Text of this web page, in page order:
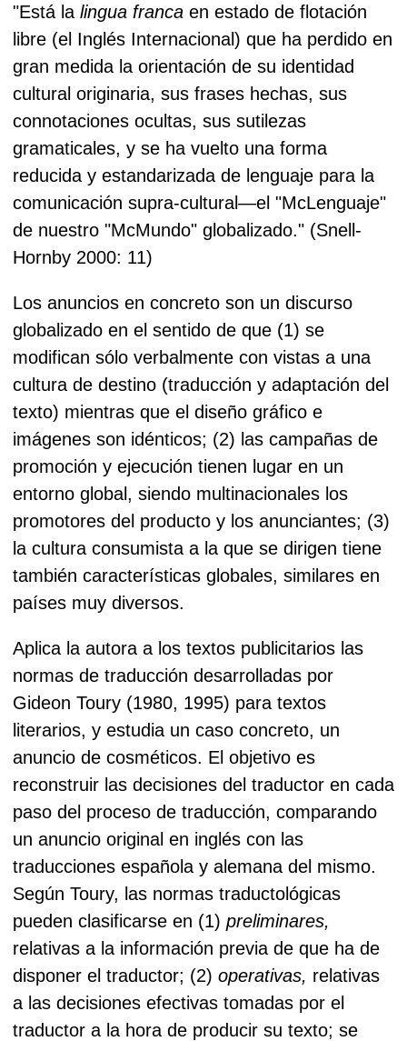
"Está la lingua franca en estado de flotación
libre (el Inglés Internacional) que ha perdido en
gran medida la orientación de su identidad
cultural originaria, sus frases hechas, sus
connotaciones ocultas, sus sutilezas
gramaticales, y se ha vuelto una forma
reducida y estandarizada de lenguaje para la
comunicación supra-cultural—el "McLenguaje"
de nuestro "McMundo" globalizado." (Snell-
Hornby 2000: 11)
Los anuncios en concreto son un discurso
globalizado en el sentido de que (1) se
modifican sólo verbalmente con vistas a una
cultura de destino (traducción y adaptación del
texto) mientras que el diseño gráfico e
imágenes son idénticos; (2) las campañas de
promoción y ejecución tienen lugar en un
entorno global, siendo multinacionales los
promotores del producto y los anunciantes; (3)
la cultura consumista a la que se dirigen tiene
también características globales, similares en
países muy diversos.
Aplica la autora a los textos publicitarios las
normas de traducción desarrolladas por
Gideon Toury (1980, 1995) para textos
literarios, y estudia un caso concreto, un
anuncio de cosméticos. El objetivo es
reconstruir las decisiones del traductor en cada
paso del proceso de traducción, comparando
un anuncio original en inglés con las
traducciones española y alemana del mismo.
Según Toury, las normas traductológicas
pueden clasificarse en (1) preliminares,
relativas a la información previa de que ha de
disponer el traductor; (2) operativas, relativas
a las decisiones efectivas tomadas por el
traductor a la hora de producir su texto; se